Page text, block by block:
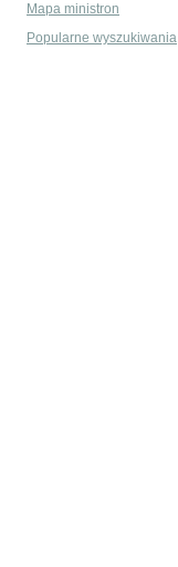
Mapa ministron
Popularne wyszukiwania